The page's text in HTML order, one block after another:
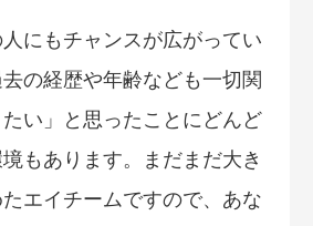
にもチャンスが広がってい
の経歴や年齢なども一切関
い」と思ったことにどんど
もあります。まだまだ大き
エイチームですので、あな